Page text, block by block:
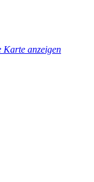
Karte anzeigen